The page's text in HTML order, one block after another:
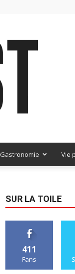
Gastronomie Vie
SUR LA TOILE
411
Fans